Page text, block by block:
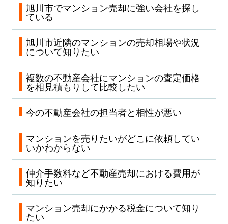
旭川市でマンション売却に強い会社を探し
ている
旭川市近隣のマンションの売却相場や状況
について知りたい
複数の不動産会社にマンションの査定価格
を相見積もりして比較したい
今の不動産会社の担当者と相性が悪い
マンションを売りたいがどこに依頼してい
いかわからない
仲介手数料など不動産売却における費用が
知りたい
マンション売却にかかる税金について知り
たい